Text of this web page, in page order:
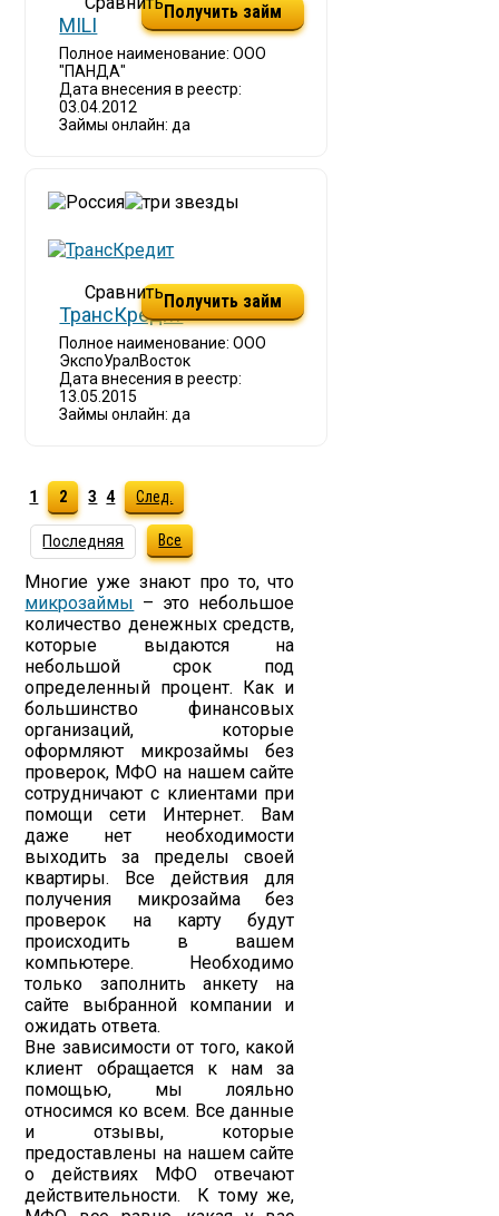
MILI
Полное наименование: ООО
"ПАНДА"
Дата внесения в реестр:
03.04.2012
Займы онлайн: да
Получить займ
ТрансКредит
Полное наименование: ООО
ЭкспоУралВосток
Дата внесения в реестр:
13.05.2015
Займы онлайн: да
Получить займ
1 2 3 4 След.
Последняя Все
Многие уже знают про то, что
микрозаймы – это небольшое
количество денежных средств,
которые выдаются на
небольшой срок под
определенный процент. Как и
большинство финансовых
организаций, которые
оформляют микрозаймы без
проверок, МФО на нашем сайте
сотрудничают с клиентами при
помощи сети Интернет. Вам
даже нет необходимости
выходить за пределы своей
квартиры. Все действия для
получения микрозайма без
проверок на карту будут
происходить в вашем
компьютере. Необходимо
только заполнить анкету на
сайте выбранной компании и
ожидать ответа.
Вне зависимости от того, какой
клиент обращается к нам за
помощью, мы лояльно
относимся ко всем. Все данные
и отзывы, которые
предоставлены на нашем сайте
о действиях МФО отвечают
действительности. К тому же,